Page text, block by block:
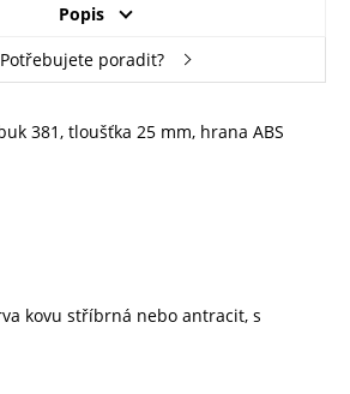
Popis
Potřebujete poradit?
381, tloušťka 25 mm, hrana ABS
kovu stříbrná nebo antracit, s